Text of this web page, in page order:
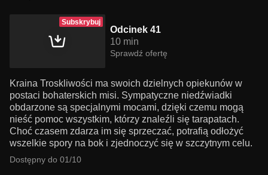
Subskrybuj
Odcinek 41
10 min
Sprawdź ofertę
Kraina Troskliwości ma swoich dzielnych opiekunów w
postaci bohaterskich misi. Sympatyczne niedźwiadki
obdarzone są specjalnymi mocami, dzięki czemu mogą
nieść pomoc wszystkim, którzy znaleźli się tarapatach.
Choć czasem zdarza im się sprzeczać, potrafią odłożyć
wszelkie spory na bok i zjednoczyć się w szczytnym celu.
Dostępny do 01/10